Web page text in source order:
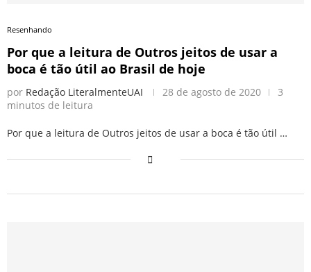
Resenhando
Por que a leitura de Outros jeitos de usar a
boca é tão útil ao Brasil de hoje
por Redação LiteralmenteUAI 28 de agosto de 2020
3
minutos de leitura
Por que a leitura de Outros jeitos de usar a boca é tão útil …